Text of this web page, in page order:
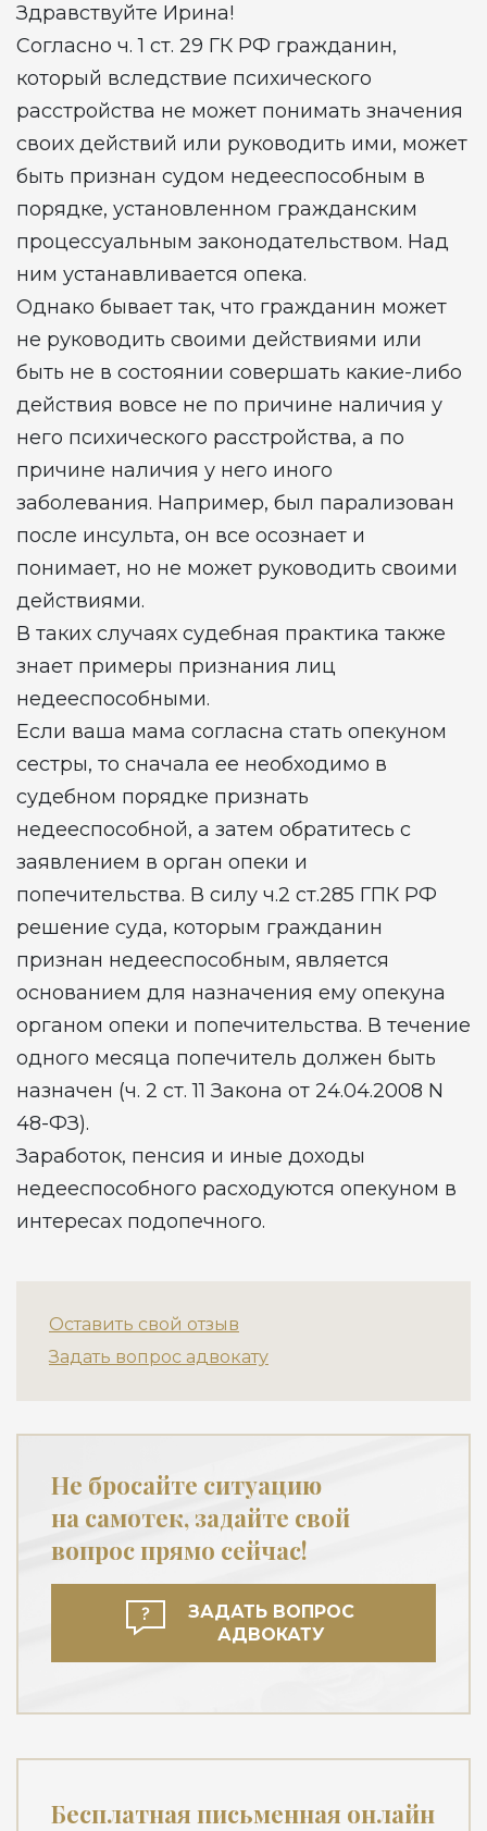
Здравствуйте Ирина!
Согласно ч. 1 ст. 29 ГК РФ гражданин,
который вследствие психического
расстройства не может понимать значения
своих действий или руководить ими, может
быть признан судом недееспособным в
порядке, установленном гражданским
процессуальным законодательством. Над
ним устанавливается опека.
Однако бывает так, что гражданин может
не руководить своими действиями или
быть не в состоянии совершать какие-либо
действия вовсе не по причине наличия у
него психического расстройства, а по
причине наличия у него иного
заболевания. Например, был парализован
после инсульта, он все осознает и
понимает, но не может руководить своими
действиями.
В таких случаях судебная практика также
знает примеры признания лиц
недееспособными.
Если ваша мама согласна стать опекуном
сестры, то сначала ее необходимо в
судебном порядке признать
недееспособной, а затем обратитесь с
заявлением в орган опеки и
попечительства. В силу ч.2 ст.285 ГПК РФ
решение суда, которым гражданин
признан недееспособным, является
основанием для назначения ему опекуна
органом опеки и попечительства. В течение
одного месяца попечитель должен быть
назначен (ч. 2 ст. 11 Закона от 24.04.2008 N
48-ФЗ).
Заработок, пенсия и иные доходы
недееспособного расходуются опекуном в
интересах подопечного.
Оставить свой отзыв
Задать вопрос адвокату
Не бросайте ситуацию
на самотек, задайте свой
вопрос прямо сейчас!
ЗАДАТЬ ВОПРОС
АДВОКАТУ
Бесплатная письменная онлайн